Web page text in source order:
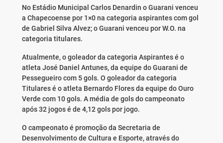
No Estádio Municipal Carlos Denardin o Guarani venceu
a Chapecoense por 1×0 na categoria aspirantes com gol
de Gabriel Silva Alvez; o Guarani venceu por W.O. na
categoria titulares.
Atualmente, o goleador da categoria Aspirantes é o
atleta José Daniel Antunes, da equipe do Guarani de
Pessegueiro com 5 gols. O goleador da categoria
Titulares é o atleta Bernardo Flores da equipe do Ouro
Verde com 10 gols. A média de gols do campeonato
após 32 jogos é de 4,12 gols por jogo.
O campeonato é promoção da Secretaria de
Desenvolvimento de Cultura e Esporte, através do